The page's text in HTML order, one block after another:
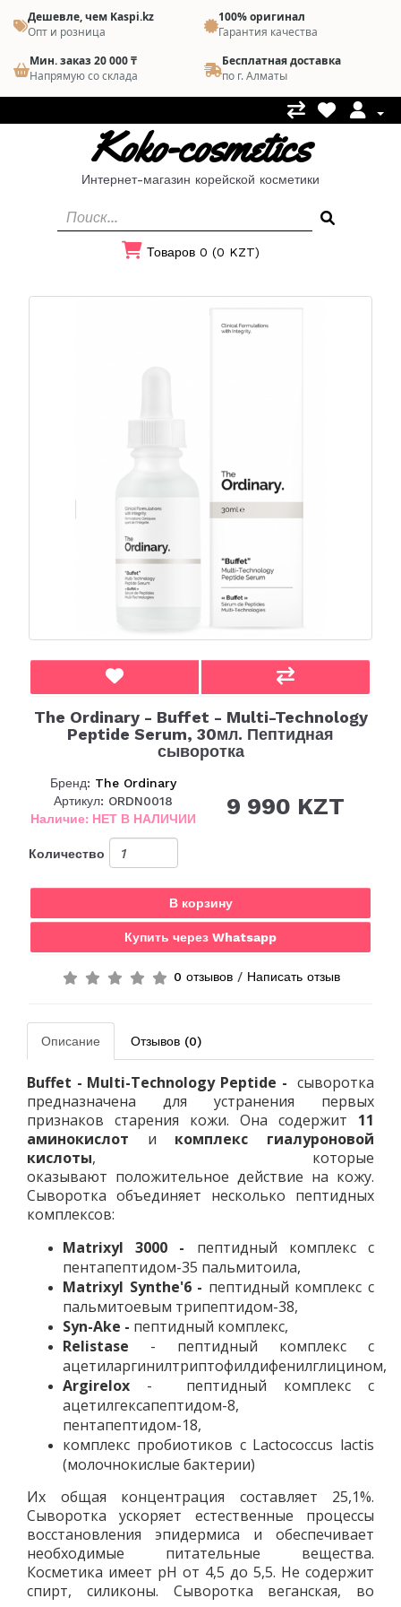
Дешевле, чем Kaspi.kz
Опт и розница
100% оригинал
Гарантия качества
Мин. заказ 20 000 ₸
Напрямую со склада
Бесплатная доставка
по г. Алматы
Koko-cosmetics
Интернет-магазин корейской косметики
Товаров 0 (0 KZT)
The Ordinary - Buffet - Multi-Technology
Peptide Serum, 30мл. Пептидная
сыворотка
Бренд: The Ordinary
Артикул: ORDN0018
Наличие: НЕТ В НАЛИЧИИ
9 990 KZT
Количество
В корзину
Купить через Whatsapp
0 отзывов/ Написать отзыв
Описание Отзывов (0)
Buffet - Multi-Technology Peptide - сыворотка
предназначена для устранения первых
признаков старения кожи. Она содержит 11
аминокислот и комплекс гиалуроновой
кислоты, которые
оказывают положительное действие на кожу.
Сыворотка объединяет несколько пептидных
комплексов:
Matrixyl 3000 - пептидный комплекс с
пентапептидом-35 пальмитоила,
Matrixyl Synthe'6 - пептидный комплекс с
пальмитоевым трипептидом-38,
Syn-Ake - пептидный комплекс,
Relistase - пептидный комплекс с
ацетиларгинилтриптофилдифенилглицином,
Argirelox - пептидный комплекс с
ацетилгексапептидом-8,
пентапептидом-18,
комплекс пробиотиков с Lactococcus lactis
(молочнокислые бактерии)
Их общая концентрация составляет 25,1%.
Сыворотка ускоряет естественные процессы
восстановления эпидермиса и обеспечивает
необходимые питательные вещества.
Косметика имеет рН от 4,5 до 5,5. Не содержит
спирт, силиконы. Сыворотка веганская, во